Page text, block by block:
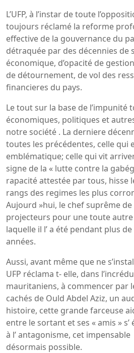
L’UFP, à l’instar de toute
toujours réclamé la reforme
effective de la gouvernance du
détraquée par des décennies de
économique, d’opacité de
de détournement, de vol des
financieres du pays.
Le tout sur la base de l’impunité
économiques, politiques et
notre société . La derniere
toutes les précédentes, celle qui
emblématique; celle qui vit
signe de la « lutte contre la
rapacité attestée par tous, hisse
rangs des regimes les plus
Aujourd »hui, le chef suprême de
projecteurs pour une toute
laquelle il l’ a été pendant plus
années.
Aussi, avant même que ne
UFP réclama t- elle, dans
mauritaniens, à commencer par
cachés de Ould Abdel Aziz, un
histoire, cette grande farceuse
entre le sortant et ses « amis »
à l’ antagonisme, cet
désormais possible.